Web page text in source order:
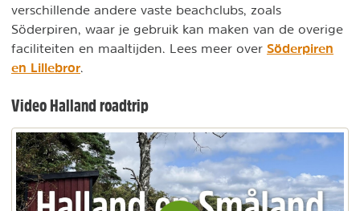
verschillende andere vaste beachclubs, zoals
Söderpiren, waar je gebruik kan maken van de overige
faciliteiten en maaltijden. Lees meer over Söderpiren
en Lillebror.
Video Halland roadtrip